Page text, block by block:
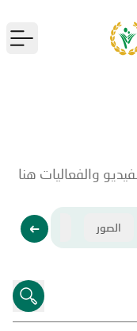
والفعاليات هنا
الصور فيديو